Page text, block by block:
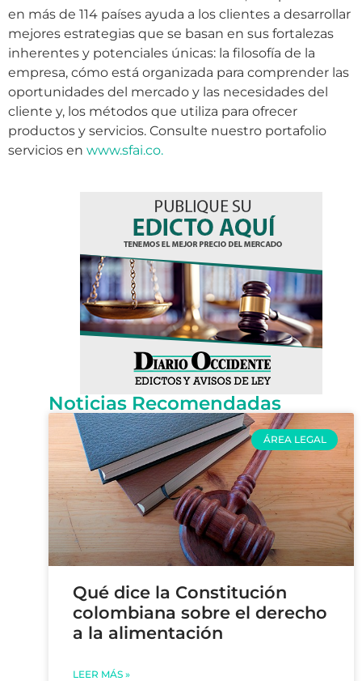
en más de 114 países ayuda a los clientes a desarrollar
mejores estrategias que se basan en sus fortalezas
inherentes y potenciales únicas: la filosofía de la
empresa, cómo está organizada para comprender las
oportunidades del mercado y las necesidades del
cliente y, los métodos que utiliza para ofrecer
productos y servicios. Consulte nuestro portafolio
servicios en www.sfai.co.
Noticias Recomendadas
ÁREA LEGAL
Qué dice la Constitución
colombiana sobre el derecho
a la alimentación
LEER MÁS »